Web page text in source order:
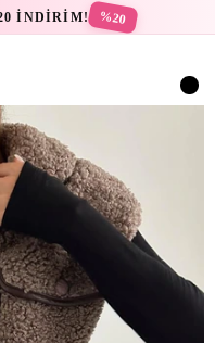
İNDİRİM! %20